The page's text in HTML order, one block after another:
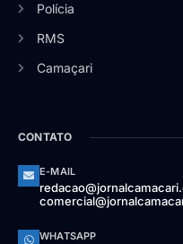
Polícia
RMS
Camaçari
CONTATO
E-MAIL
WHATSAPP